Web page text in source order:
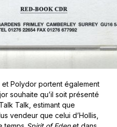
Polydor portent également
souhaite qu’il soit présenté
Talk, estimant que
vendeur que celui d’Hollis,